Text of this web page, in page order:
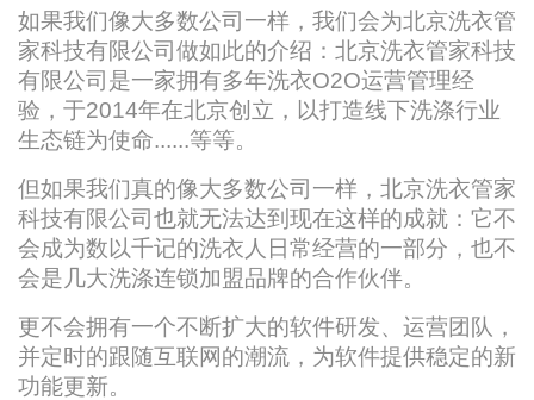
如果我们像大多数公司一样，我们会为北京洗衣管
家科技有限公司做如此的介绍：北京洗衣管家科技
有限公司是一家拥有多年洗衣O2O运营管理经
验，于2014年在北京创立，以打造线下洗涤行业
生态链为使命......等等。
但如果我们真的像大多数公司一样，北京洗衣管家
科技有限公司也就无法达到现在这样的成就：它不
会成为数以千记的洗衣人日常经营的一部分，也不
会是几大洗涤连锁加盟品牌的合作伙伴。
更不会拥有一个不断扩大的软件研发、运营团队，
并定时的跟随互联网的潮流，为软件提供稳定的新
功能更新。